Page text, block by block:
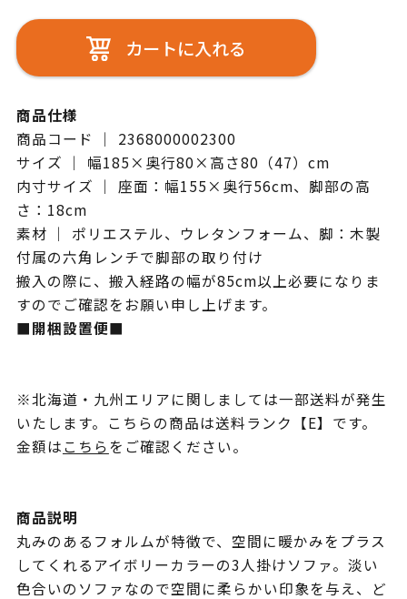
カートに入れる
商品仕様
商品コード ｜ 2368000002300
サイズ ｜ 幅185×奥行80×高さ80（47）cm
内寸サイズ ｜ 座面：幅155×奥行56cm、脚部の高
さ：18cm
素材 ｜ ポリエステル、ウレタンフォーム、脚：木製
付属の六角レンチで脚部の取り付け
搬入の際に、搬入経路の幅が85cm以上必要になりま
すのでご確認をお願い申し上げます。
■開梱設置便■
※北海道・九州エリアに関しましては一部送料が発生
いたします。こちらの商品は送料ランク【E】です。
金額はこちらをご確認ください。
商品説明
丸みのあるフォルムが特徴で、空間に暖かみをプラス
してくれるアイボリーカラーの3人掛けソファ。淡い
色合いのソファなので空間に柔らかい印象を与え、ど